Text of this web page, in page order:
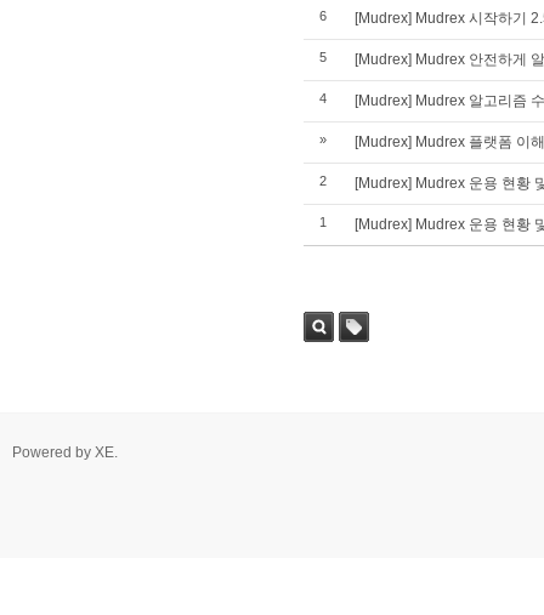
6 [Mudrex] Mudrex 시작하기
5 [Mudrex] Mudrex 안전하게
4 [Mudrex] Mudrex 알고리즘
» [Mudrex] Mudrex 플랫폼 이
2 [Mudrex] Mudrex 운용 현황
1 [Mudrex] Mudrex 운용 현황
Powered by XE.